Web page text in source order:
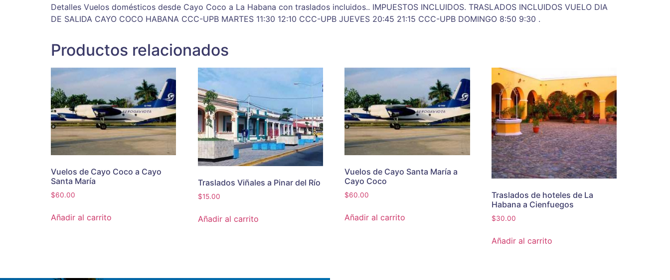
Detalles Vuelos domésticos desde Cayo Coco a La Habana con traslados incluidos.. IMPUESTOS INCLUIDOS. TRASLADOS INCLUIDOS VUELO DIA
DE SALIDA CAYO COCO HABANA CCC-UPB MARTES 11:30 12:10 CCC-UPB JUEVES 20:45 21:15 CCC-UPB DOMINGO 8:50 9:30 .
Productos relacionados
Vuelos de Cayo Coco a Cayo
Santa María
$60.00
Añadir al carrito
Traslados Viñales a Pinar del Río
$15.00
Añadir al carrito
Vuelos de Cayo Santa María a
Cayo Coco
$60.00
Añadir al carrito
Traslados de hoteles de La
Habana a Cienfuegos
$30.00
Añadir al carrito